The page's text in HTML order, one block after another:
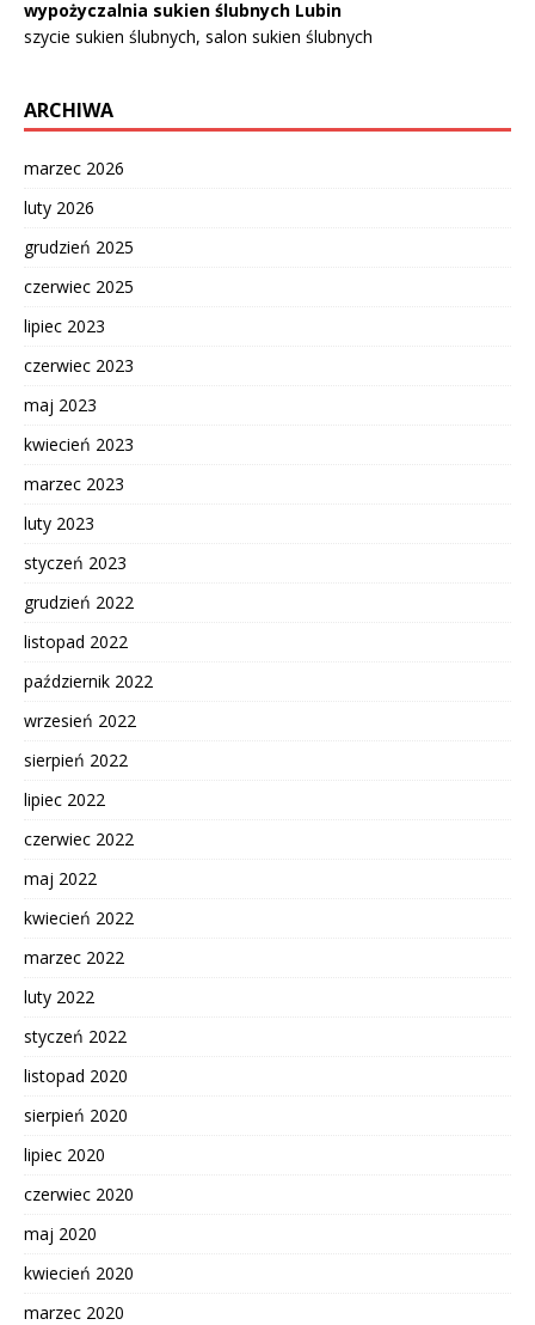
wypożyczalnia sukien ślubnych Lubin
szycie sukien ślubnych, salon sukien ślubnych
ARCHIWA
marzec 2026
luty 2026
grudzień 2025
czerwiec 2025
lipiec 2023
czerwiec 2023
maj 2023
kwiecień 2023
marzec 2023
luty 2023
styczeń 2023
grudzień 2022
listopad 2022
październik 2022
wrzesień 2022
sierpień 2022
lipiec 2022
czerwiec 2022
maj 2022
kwiecień 2022
marzec 2022
luty 2022
styczeń 2022
listopad 2020
sierpień 2020
lipiec 2020
czerwiec 2020
maj 2020
kwiecień 2020
marzec 2020